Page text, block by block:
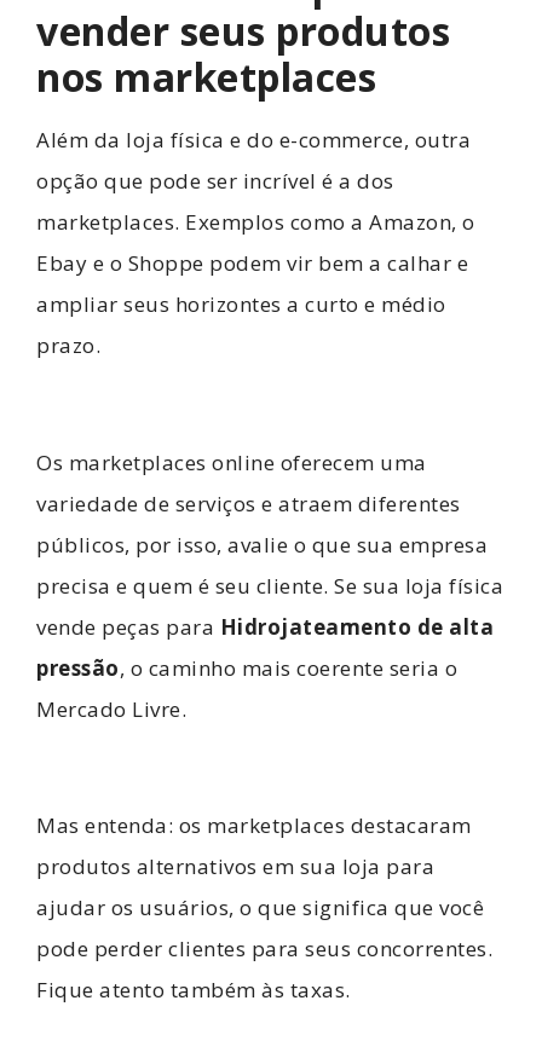
vender seus produtos
nos marketplaces
Além da loja física e do e-commerce, outra
opção que pode ser incrível é a dos
marketplaces. Exemplos como a Amazon, o
Ebay e o Shoppe podem vir bem a calhar e
ampliar seus horizontes a curto e médio
prazo.
Os marketplaces online oferecem uma
variedade de serviços e atraem diferentes
públicos, por isso, avalie o que sua empresa
precisa e quem é seu cliente. Se sua loja física
vende peças para Hidrojateamento de alta
pressão, o caminho mais coerente seria o
Mercado Livre.
Mas entenda: os marketplaces destacaram
produtos alternativos em sua loja para
ajudar os usuários, o que significa que você
pode perder clientes para seus concorrentes.
Fique atento também às taxas.